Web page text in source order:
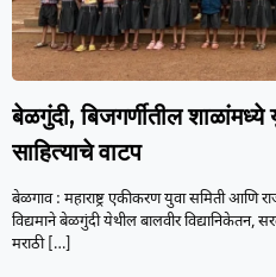
बेळगुंदी, बिजगर्णीतील शाळांमध्ये
साहित्याचे वाटप
बेळगाव : महाराष्ट्र एकीकरण युवा समिती आणि
विद्यमाने बेळगुंदी येथील बालवीर विद्यानिकेतन,
मराठी[…]